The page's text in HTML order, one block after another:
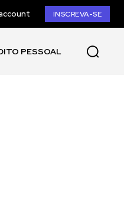
INSCREVA-SE
PESSOAL